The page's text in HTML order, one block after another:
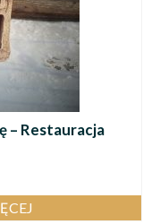
– Restauracja